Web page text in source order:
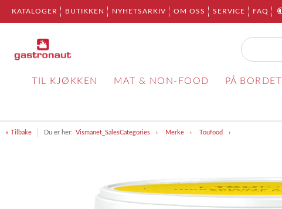
KATALOGER BUTIKKEN NYHETSARKIV OM OSS SERVICE FAQ
TIL KJØKKEN MAT & NON-FOOD PÅ BORDET
« Tilbake Du er her: Vismanet_SalesCategories Merke Toufood